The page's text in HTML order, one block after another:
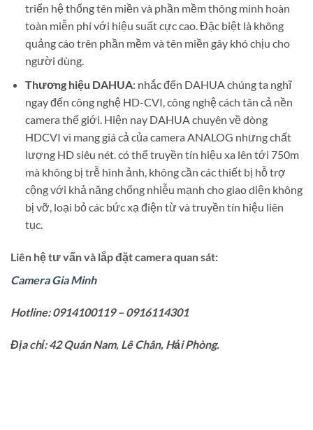
triển hệ thống tên miền và phần mềm thông minh hoàn
toàn miễn phí với hiệu suất cực cao. Đặc biệt là không
quảng cáo trên phần mềm và tên miền gây khó chịu cho
người dùng.
Thương hiệu DAHUA: nhắc đến DAHUA chúng ta nghĩ
ngay đến công nghệ HD-CVI, công nghệ cách tân cả nền
camera thế giới. Hiện nay DAHUA chuyên về dòng
HDCVI vì mang giá cả của camera ANALOG nhưng chất
lượng HD siêu nét. có thể truyền tín hiệu xa lên tới 750m
mà không bị trễ hình ảnh, không cần các thiết bị hỗ trợ
cộng với khả năng chống nhiễu mạnh cho giao diện không
bị vỡ, loại bỏ các bức xạ điện từ và truyền tín hiệu liên
tục.
Liên hệ tư vấn và lắp đặt camera quan sát:
Camera Gia Minh
Hotline: 0914100119 – 0916114301
Địa chỉ: 42 Quán Nam, Lê Chân, Hải Phòng.